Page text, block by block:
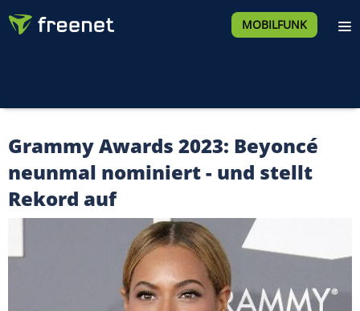
MOBILFUNK
Grammy Awards 2023: Beyoncé
neunmal nominiert - und stellt
Rekord auf